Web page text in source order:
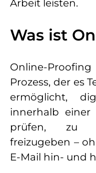
Arbeit leisten.
Was ist
Online-
Prozess, der es
ermöglicht,
innerhalb einer
prüfen, zu
freizugeben –
E-Mail hin- und